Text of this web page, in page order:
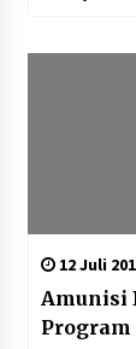
12 Juli
Amunisi